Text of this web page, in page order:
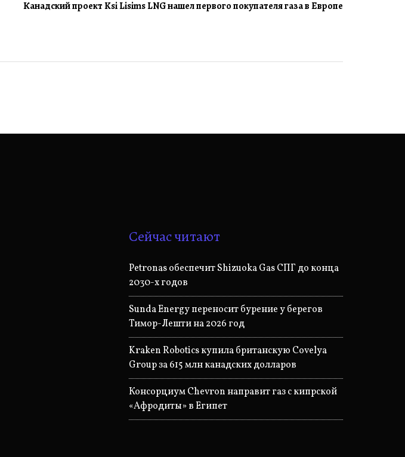
Канадский проект Ksi Lisims LNG нашел первого покупателя газа в Европе
Сейчас читают
Petronas обеспечит Shizuoka Gas СПГ до конца
2030-х годов
Sunda Energy переносит бурение у берегов
Тимор-Лешти на 2026 год
Kraken Robotics купила британскую Covelya
Group за 615 млн канадских долларов
Консорциум Chevron направит газ с кипрской
«Афродиты» в Египет